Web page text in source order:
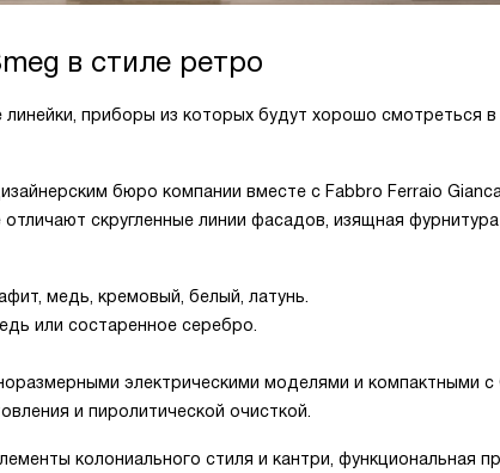
в стиле ретро
приборы из которых будут хорошо смотреться
бюро компании вместе с Fabbro Ferraio
отличают скругленные линии фасадов, изящная
медь, кремовый, белый, латунь.
или состаренное серебро.
электрическими моделями и компактными
и пиролитической очисткой.
колониального стиля и кантри, функциональная